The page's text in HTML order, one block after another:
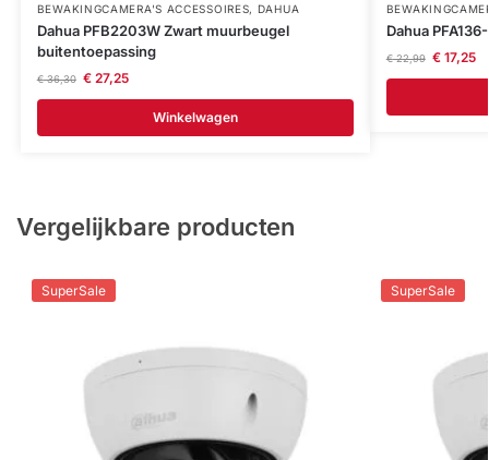
BEWAKINGCAMERA'S ACCESSOIRES, DAHUA
Dahua PFB2203W Zwart muurbeugel
buitentoepassing
€36,30 €27,25
Winkelwagen
Dahua
€22,99 €17,25
Vergelijkbare producten
SuperSale SuperSale